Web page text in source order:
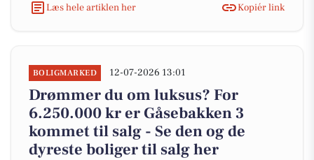
Læs hele artiklen her
Kopiér link
BOLIGMARKED 12-07-2026 13:01
Drømmer du om luksus? For
6.250.000 kr er Gåsebakken 3
kommet til salg - Se den og de
dyreste boliger til salg her